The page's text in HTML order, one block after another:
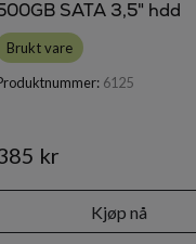
SATA 3,5" hdd
Brukt vare
6125
kr
Kjøp nå